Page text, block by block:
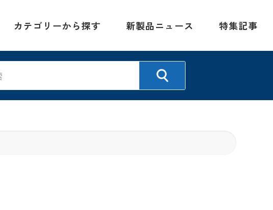
カテゴリーから探す 新製品ニュース 特集記事